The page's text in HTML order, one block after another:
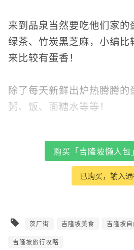
来到品泉当然要吃他们家的
绿茶、竹炭黑芝麻，小编比
来比较有蛋香！
除了每天新鲜出炉热腾腾的
粥、饭、面糖水等等！
购买「吉隆坡懒人包
已购买，输入
茨厂街 吉隆坡美食 吉隆坡
吉隆坡旅行攻略